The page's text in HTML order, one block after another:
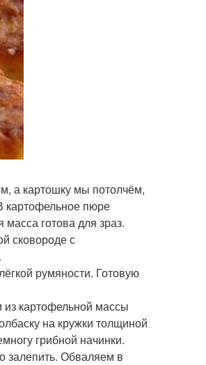
а картошку мы потолчём,
картофельное пюре
готова для зраз.
сковороде с
румяности. Готовую
картофельной массы
на кружки толщиной
грибной начинки.
залепить. Обваляем в